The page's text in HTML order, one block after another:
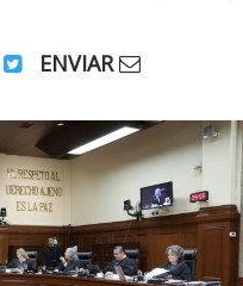
ENVIAR